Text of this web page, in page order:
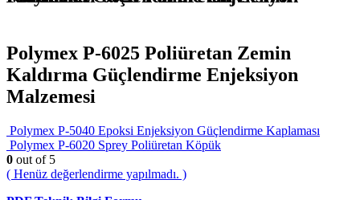
Polymex P-6025 Poliüretan Zemin
Kaldırma Güçlendirme Enjeksiyon
Malzemesi
Polymex P-5040 Epoksi Enjeksiyon Güçlendirme Kaplaması
Polymex P-6020 Sprey Poliüretan Köpük
0 out of 5
( Henüz değerlendirme yapılmadı. )